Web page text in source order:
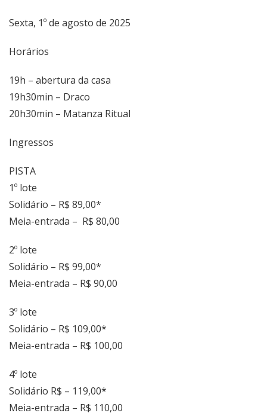
Sexta, 1º de agosto de 2025
Horários
19h – abertura da casa
19h30min – Draco
20h30min – Matanza Ritual
Ingressos
PISTA
1º lote
Solidário – R$ 89,00*
Meia-entrada – R$ 80,00
2º lote
Solidário – R$ 99,00*
Meia-entrada – R$ 90,00
3º lote
Solidário – R$ 109,00*
Meia-entrada – R$ 100,00
4º lote
Solidário R$ – 119,00*
Meia-entrada – R$ 110,00